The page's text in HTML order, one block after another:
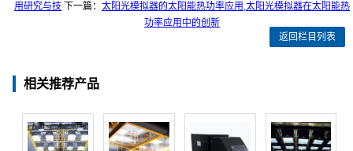
用研究与技 下一篇：太阳光模拟器的太阳能热功率应用,太阳光模拟器在太阳能热
功率应用中的创新
返回栏目列表
相关推荐产品